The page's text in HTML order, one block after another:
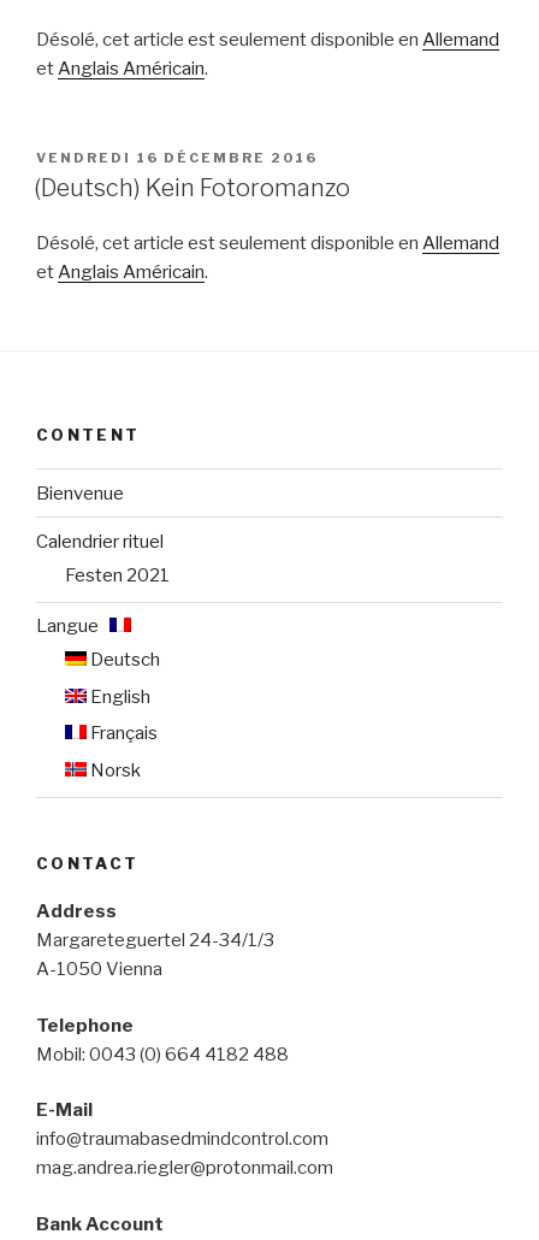
Désolé, cet article est seulement disponible en Allemand
etAnglais Américain.
PUBLIÉ
LE
VENDREDI 16 DÉCEMBRE 2016
(Deutsch) Kein Fotoromanzo
Désolé, cet article est seulement disponible en Allemand
etAnglais Américain.
CONTENT
Bienvenue
Calendrier rituel
Festen 2021
Langue :
Deutsch
English
Français
Norsk
CONTACT
Address
Margareteguertel 24-34/1/3
A-1050 Vienna
Telephone
Mobil: 0043 (0) 664 4182 488
E-Mail
info@traumabasedmindcontrol.com
mag.andrea.riegler@protonmail.com
Bank Account